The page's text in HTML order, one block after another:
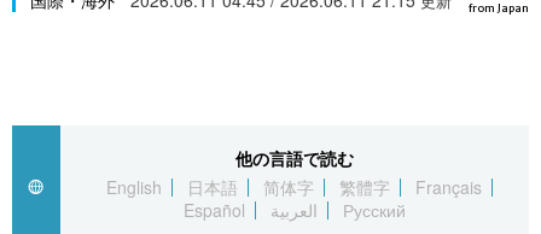
Русский
経済・ビジネス
国際
トップ
アーカイブ
In-depth
Japan Data
from Japan
他の言語で読む
English
日本語 简体字 繁體字
Français
Español
العربية Русский